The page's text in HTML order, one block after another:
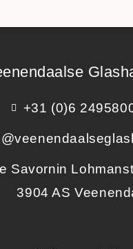
+31 (0)6
Savornin
3904 AS